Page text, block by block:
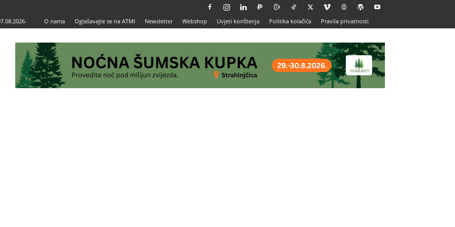
O nama Oglašavajte se na ATMI Newsletter Webshop Uvjeti korištenja Politika kolačića Pravila privatnosti